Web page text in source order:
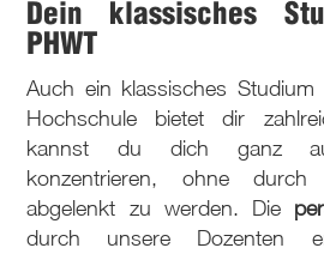
Dein klassisches
PHWT
Auch ein klassisches
Hochschule bietet dir
kannst du dich ganz
konzentrieren, ohne durch
abgelenkt zu werden. Die
durch unsere Dozenten